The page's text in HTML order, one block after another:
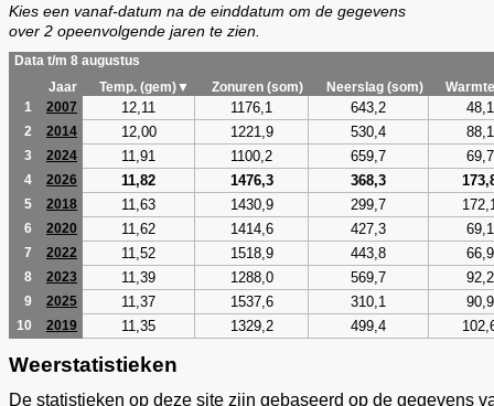
Kies een vanaf-datum na de einddatum om de gegevens
over 2 opeenvolgende jaren te zien.
Data t/m 8 augustus
Jaar
Temp. (gem)▼ Zonuren (som) Neerslag (som)
1
2007 12,11 1176,1 643,2 48,1
2 2014 12,00 1221,9 530,4 88,1
3 2024 11,91 1100,2 659,7 69,7
4 2026 11,82 1476,3 368,3
5 2018 11,63 1430,9 299,7
6 2020 11,62 1414,6 427,3 69,1
7 2022 11,52 1518,9 443,8 66,9
8 2023 11,39 1288,0 569,7 92,2
9 2025 11,37 1537,6 310,1 90,9
10 2019 11,35 1329,2 499,4
Weerstatistieken
De statistieken op deze site zijn gebaseerd op de gegevens